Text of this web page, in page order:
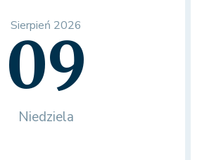
Sierpień 2026
09
Niedziela